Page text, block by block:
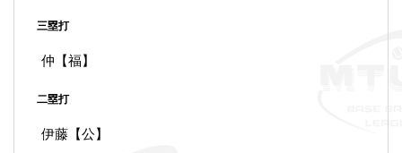
三塁打
仲【福】
二塁打
伊藤【公】